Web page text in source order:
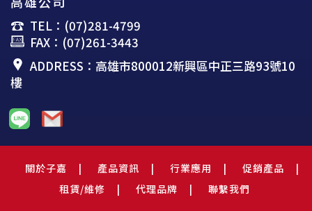
TEL：(07)281-4799
FAX：(07)261-3443
ADDRESS：高雄市800012新興區中正三路93號10
樓
關於子嘉 產品資訊 行業應用
促銷產品
租賃/維修
代理品牌 聯繫我們